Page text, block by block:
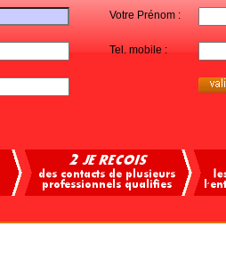
Votre Prénom :
Tel. mobile :